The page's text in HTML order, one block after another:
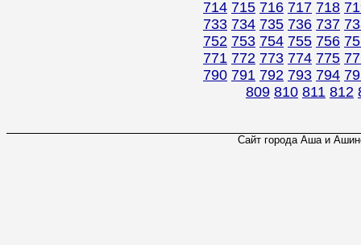
714 715 716 717 718
733 734 735 736 737
752 753 754 755 756
771 772 773 774 775
790 791 792 793 794
809 810 811 812
Сайт города Аша и